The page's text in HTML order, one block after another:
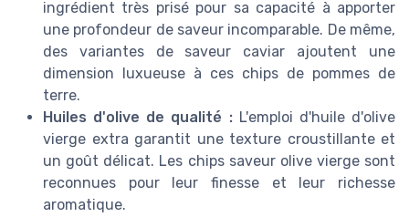
ingrédient très prisé pour sa capacité à apporter
une profondeur de saveur incomparable. De même,
des variantes de saveur caviar ajoutent une
dimension luxueuse à ces chips de pommes de
terre.
Huiles d'olive de qualité :L'emploi d'huile d'olive
vierge extra garantit une texture croustillante et
un goût délicat. Les chips saveur olive vierge sont
reconnues pour leur finesse et leur richesse
aromatique.